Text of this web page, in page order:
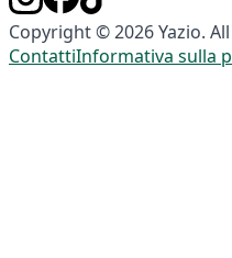
Copyright © 2026 Yazio.
ContattiInformativa sulla